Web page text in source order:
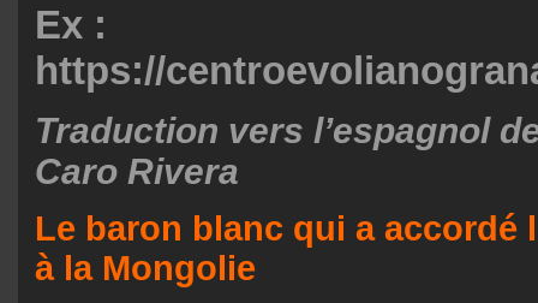
Ex :
https://
Traduction vers l’espagnol
Caro Rivera
Le baron blanc qui a accordé
à la Mongolie